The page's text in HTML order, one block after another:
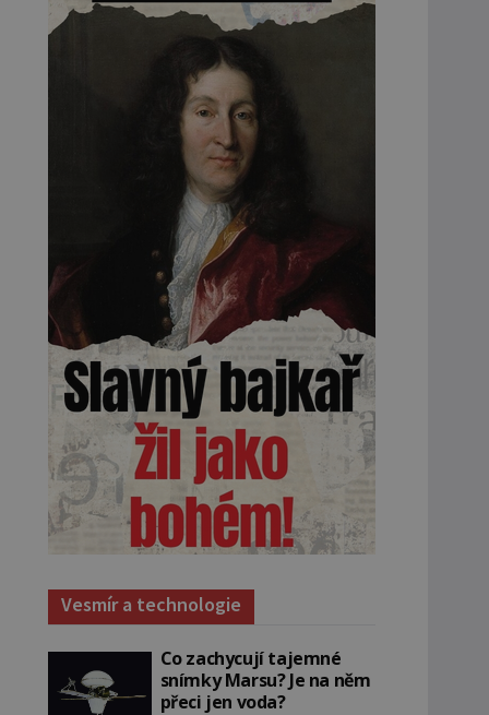
Vesmír a technologie
Co zachycují tajemné
snímky Marsu? Je na něm
přeci jen voda?